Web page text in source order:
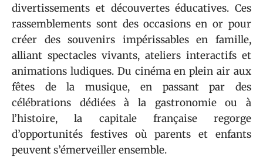
divertissements et découvertes éducatives. Ces
rassemblements sont des occasions en or pour
créer des souvenirs impérissables en famille,
alliant spectacles vivants, ateliers interactifs et
animations ludiques. Du cinéma en plein air aux
fêtes de la musique, en passant par des
célébrations dédiées à la gastronomie ou à
l’histoire, la capitale française regorge
d’opportunités festives où parents et enfants
peuvent s’émerveiller ensemble.